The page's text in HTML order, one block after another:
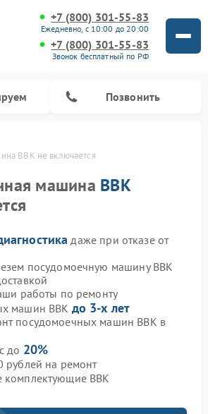
+7 (800) 301-55-83
Ежедневно, с 10:00 до 20:00
+7 (800) 301-55-83
Звонок бесплатный по РФ
Позвонить
BBK не включается
машина BBK
даже при отказе от
посудомоечную машину BBK
работы по ремонту
машин BBK до 3-х лет
посудомоечных машин BBK в
до 20%
рублей на ремонт
комплектующие BBK